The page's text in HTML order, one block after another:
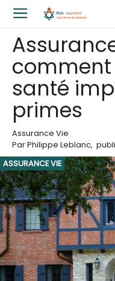
comment
santé
primes
Assurance Vie
ParPhilippe Leblanc,
ASSURANCE VIE